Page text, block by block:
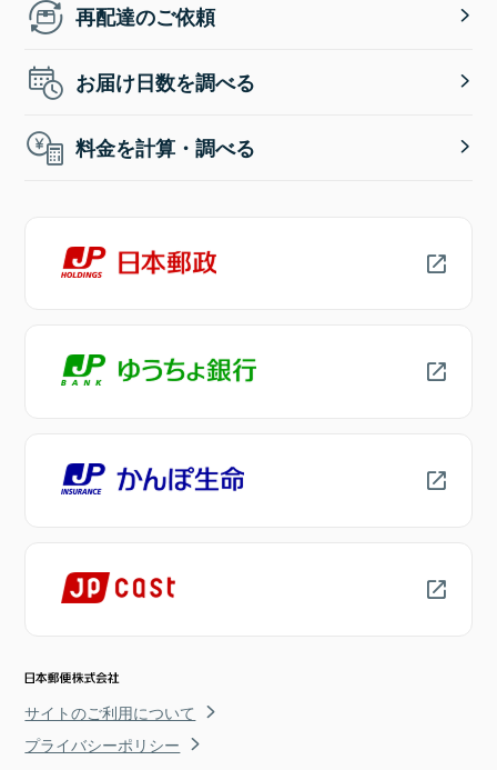
再配達のご依頼
お届け日数を調べる
料金を計算・調べる
サイトのご利用について
プライバシーポリシー